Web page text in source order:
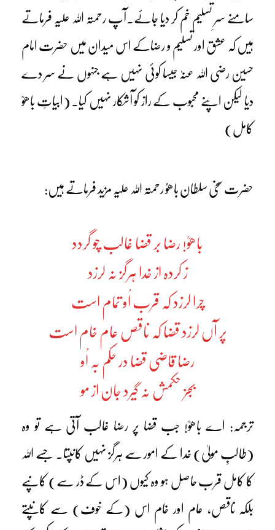
سامنے سرِ تسلیم خم کر دیا جائے۔آپ رحمتہ اللہ علیہ فرماتے
ہیں کہ عشق اور تسلیم و رضاکے اس میدان میں حضرت امام
حسین رضی اللہ عنہٗ جیسا کوئی نہیں ہے جنہوں نے سر دے
دیا لیکن اپنے محبوب کے راز کو آشکار نہیں کیا۔ (ابیاتِ باھوؒ
کامل)
حضرت سخی سلطان باھوُ رحمتہ اللہ علیہ مزید فرماتے ہیں:
باھوؒ! رضا بر قضا غالب چو گردد
ز کردہ از خدا ہرگز نہ لرزد
چرا لرزد کہ قرب اُو تمام است
پر آں لرزد قضا کہ ناقص عام خام است
رضا قاضی قضا در حکم بہ اُو
بجز حکمش نہ گیرد جان از مو
ترجمہ: اے باھوؒ! جب قضا پر رضا غالب آتی ہے تو وہ
(طالبِ مولیٰ) خدا کے امور سے ہرگز نہیں کانپتا۔ جسے اللہ
کا کامل قرب حاصل ہو وہ کیوں (اس کے ڈر سے) کانپے
بلکہ ناقص، عام اور خام اس (کے خوف) سے کانپتے